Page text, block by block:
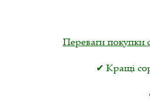
Переваги покупки
✔ Кращі